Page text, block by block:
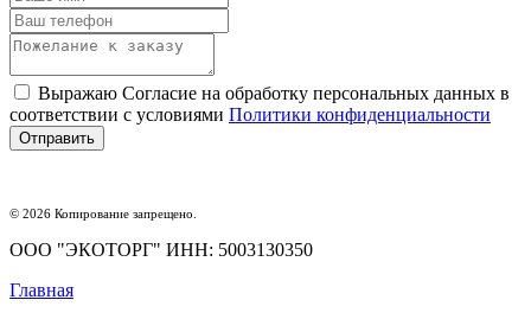
Выражаю Согласие на обработку персональных данных в
соответствии с условиями Политики конфиденциальности
© 2026 Копирование запрещено.
ООО "ЭКОТОРГ" ИНН: 5003130350
Главная